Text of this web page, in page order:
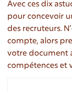
Avec ces dix
pour concevoir
des recruteurs.
compte, alors
votre document
compétences et